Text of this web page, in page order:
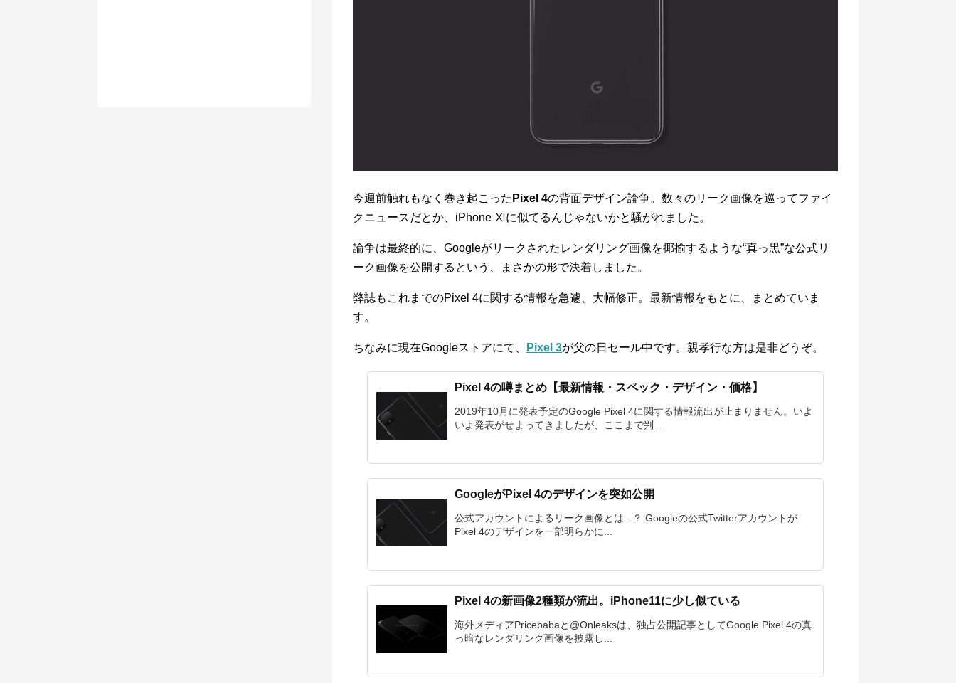
今週前触れもなく巻き起こった Pixel 4の背面デザイン論争。数々のリーク画像を巡ってファイ
クニュースだとか、iPhone Ⅺに似てるんじゃないかと騒がれました。
論争は最終的に、Googleがリークされたレンダリング画像を揶揄するような“真っ黒”な公式リ
ーク画像を公開するという、まさかの形で決着しました。
弊誌もこれまでのPixel 4に関する情報を急遽、大幅修正。最新情報をもとに、まとめていま
す。
ちなみに現在Googleストアにて、 Pixel 3が父の日セール中です。親孝行な方は是非どうぞ。
Pixel 4の噂まとめ【最新情報・スペック・デザイン・価格】
2019年10月に発表予定のGoogle Pixel 4に関する情報流出が止まりません。いよ
いよ発表がせまってきましたが、ここまで判...
GoogleがPixel 4のデザインを突如公開
公式アカウントによるリーク画像とは...？ Googleの公式Twitterアカウントが
Pixel 4のデザインを一部明らかに...
Pixel 4の新画像2種類が流出。iPhone11に少し似ている
海外メディアPricebabaと@Onleaksは、独占公開記事としてGoogle Pixel 4の真
っ暗なレンダリング画像を披露し...